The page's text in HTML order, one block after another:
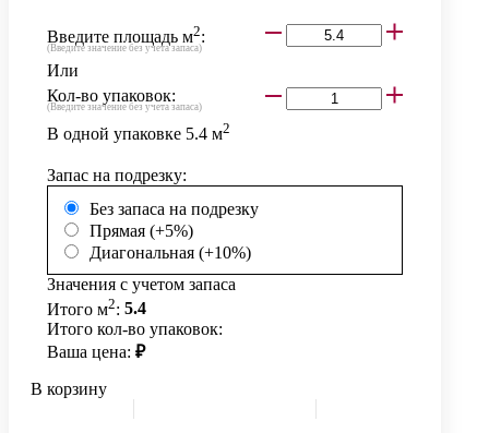
Введите площадь м2:
(Введите значение без учета запаса)
Или
Кол-во упаковок:
(Введите значение без учета запаса)
В одной упаковке 5.4 м2
Запас на подрезку:
Без запаса на подрезку
Прямая (+5%)
Диагональная (+10%)
Значения с учетом запаса
Итого м2: 5.4
Итого кол-во упаковок:
Ваша цена: ₽
В корзину